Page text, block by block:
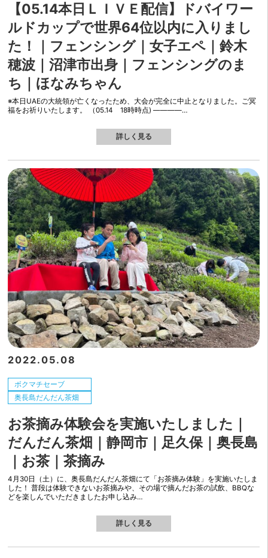
【05.14本日ＬＩＶＥ配信】ドバイワー
ルドカップで世界64位以内に入りまし
た！｜フェンシング｜女子エペ｜鈴木
穂波｜沼津市出身｜フェンシングのま
ち｜ほなみちゃん
※本日UAEの大統領が亡くなったため、大会が完全に中止となりました。ご冥
福をお祈りいたします。 （05.14 18時時点) ————…
詳しく見る
2022.05.08
ボクマチセーブ
奥長島だんだん茶畑
お茶摘み体験会を実施いたしました｜
だんだん茶畑｜静岡市｜足久保｜奥長島
｜お茶｜茶摘み
4月30日（土）に、奥長島だんだん茶畑にて「お茶摘み体験」を実施いたしま
した！ 普段は体験できないお茶摘みや、その場で摘んだお茶の試飲、BBQな
どを楽しんでいただきましたお申し込み…
詳しく見る